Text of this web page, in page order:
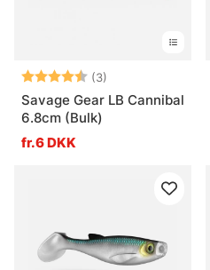
Vurdering: (3)
4.7 ud af 5
Savage Gear LB Cannibal
6.8cm (Bulk)
fr.6 DKK